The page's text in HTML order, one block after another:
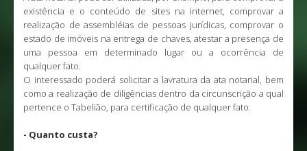
existência e o conteúdo de sites na internet, comprovar a
realização de assembléias de pessoas jurídicas, comprovar o
estado de imóveis na entrega de chaves, atestar a presença de
uma pessoa em determinado lugar ou a ocorrência de
qualquer fato.
O interessado poderá solicitar a lavratura da ata notarial, bem
como a realização de diligências dentro da circunscrição a qual
pertence o Tabelião, para certificação de qualquer fato.
- Quanto custa?